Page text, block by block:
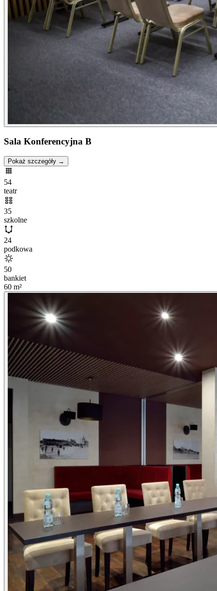
Sala Konferencyjna B
Pokaż szczegóły →
54
teatr
35
szkolne
24
podkowa
50
bankiet
60 m²